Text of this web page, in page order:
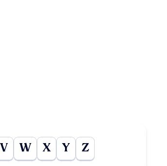
V W X Y Z